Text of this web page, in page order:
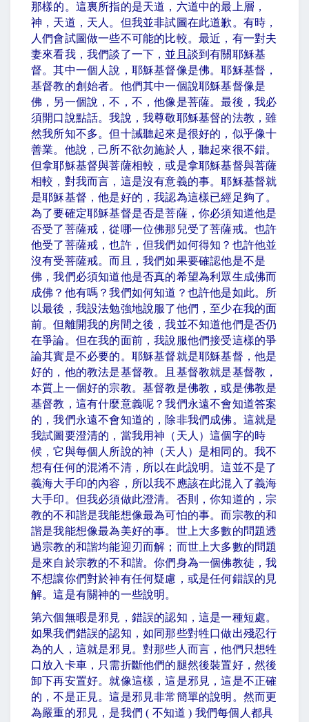
那樣的。這裏所指的是天道，六道中的最上層，
神，天道，天人。但我並非試圖在此道歉。有時，
人們會試圖做一些不可能的比較。最近，有一對夫
妻來看我，我們談了一下，並且談到有關耶穌基
督。其中一個人說，耶穌基督像是佛。耶穌基督，
基督教的創始者。他們其中一個說耶穌基督像是
佛，另一個說，不，不，他像是菩薩。最後，我必
須開口說點話。我說，我尊敬耶穌基督的法教，雖
然我所知不多。但十誡聽起來是很好的，似乎像十
善業。他說，己所不欲勿施於人，聽起來很不錯。
但拿耶穌基督與菩薩相較，或是拿耶穌基督與菩薩
相較，對我而言，這是沒有意義的事。耶穌基督就
是耶穌基督，他是好的，我認為這樣已經足夠了。
為了要確定耶穌基督是否是菩薩，你必須知道他是
否受了菩薩戒，從哪一位佛那兒受了菩薩戒。也許
他受了菩薩戒，也許，但我們如何得知？也許他並
沒有受菩薩戒。而且，我們如果要確認他是不是
佛，我們必須知道他是否真的希望為利眾生成佛而
成佛？他有嗎？我們如何知道？也許他是如此。所
以最後，我設法勉強地說服了他們，至少在我的面
前。但離開我的房間之後，我並不知道他們是否仍
在爭論。但在我的面前，我說服他們接受這樣的爭
論其實是不必要的。耶穌基督就是耶穌基督，他是
好的，他的教法是基督教。且基督教就是基督教，
本質上一個好的宗教。基督教是佛教，或是佛教是
基督教，這有什麼意義呢？我們永遠不會知道答案
的，我們永遠不會知道的，除非我們成佛。這就是
我試圖要澄清的，當我用神（天人）這個字的時
候，它與每個人所說的神（天人）是相同的。我不
想有任何的混淆不清，所以在此說明。這並不是了
義海大手印的內容，所以我不應該在此混入了義海
大手印。但我必須做此澄清。否則，你知道的，宗
教的不和諧是我能想像最為可怕的事。而宗教的和
諧是我能想像最為美好的事。世上大多數的問題透
過宗教的和諧均能迎刃而解；而世上大多數的問題
是來自於宗教的不和諧。你們身為一個佛教徒，我
不想讓你們對於神有任何疑慮，或是任何錯誤的見
解。這是有關神的一些說明。
第六個無暇是邪見，錯誤的認知，這是一種短處。
如果我們錯誤的認知，如同那些對牲口做出殘忍行
為的人，這就是邪見。對那些人而言，他們只想牲
口放入卡車，只需折斷他們的腿然後裝置好，然後
卸下再安置好。就像這樣，這是邪見，這是不正確
的，不是正見。這是邪見非常簡單的說明。然而更
為嚴重的邪見，是我們 ( 不知道 ) 我們每個人都具